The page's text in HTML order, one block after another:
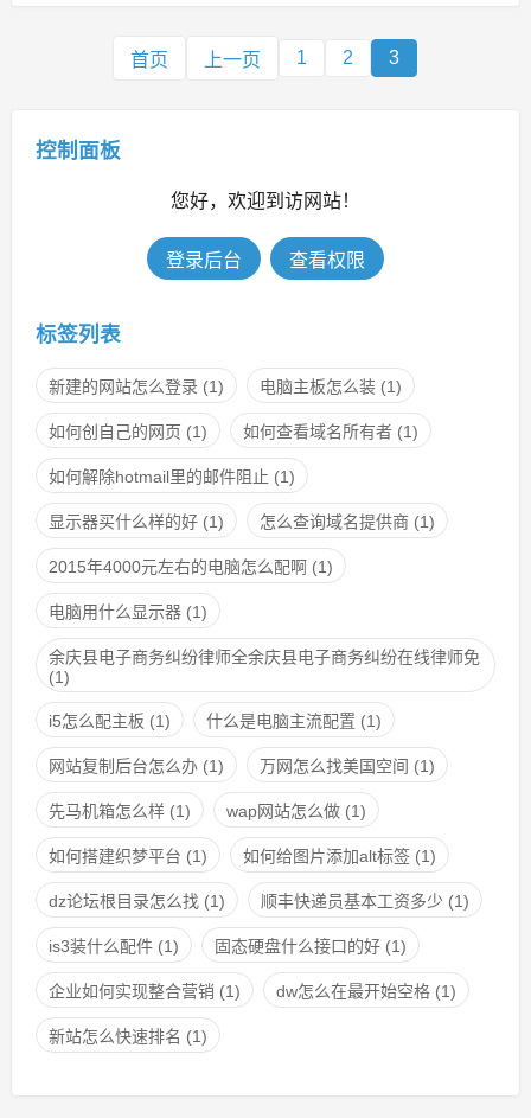
首页 上一页 1 2 3
控制面板
您好，欢迎到访网站！
登录后台 查看权限
标签列表
新建的网站怎么登录 (1) 电脑主板怎么装(1)
如何创自己的网页 (1) 如何查看域名所有者(1)
如何解除hotmail里的邮件阻止 (1)
显示器买什么样的好(1) 怎么查询域名提供商 (1)
2015年4000元左右的电脑怎么配啊(1)
电脑用什么显示器(1)
余庆县电子商务纠纷律师全余庆县电子商务纠纷在线律师免
(1)
i5怎么配主板 (1) 什么是电脑主流配置 (1)
网站复制后台怎么办(1) 万网怎么找美国空间 (1)
先马机箱怎么样(1) wap网站怎么做(1)
如何搭建织梦平台 (1) 如何给图片添加alt标签(1)
dz论坛根目录怎么找(1) 顺丰快递员基本工资多少 (1)
is3装什么配件(1) 固态硬盘什么接口的好(1)
企业如何实现整合营销 (1) dw怎么在最开始空格(1)
新站怎么快速排名 (1)